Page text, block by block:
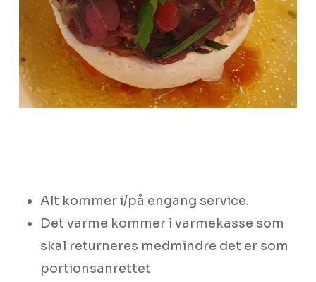
Alt kommer i/på engang service.
Det varme kommer i varmekasse som
skal returneres medmindre det er som
portionsanrettet​